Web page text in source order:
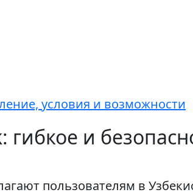
условия и возможности
и
пользователям в